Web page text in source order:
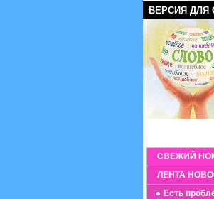
ВЕРСИЯ
СВЕЖИЙ
ЛЕНТА
Есть